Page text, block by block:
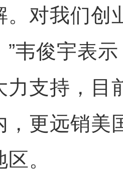
。对我们创
”韦俊宇表
力支持，目
，更远销美
。